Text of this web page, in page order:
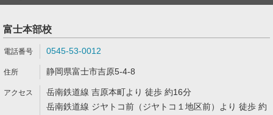
富士本部校
0545-53-0012
静岡県富士市吉原5-4-8
岳南鉄道線 吉原本町より 徒歩 約16分
岳南鉄道線 ジヤトコ前（ジヤトコ１地区前）より 徒歩 約